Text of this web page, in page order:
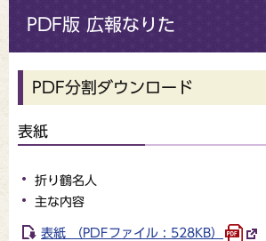
PDF版 広報なりた
PDF分割ダウンロード
表紙
折り鶴名人
主な内容
表紙 （PDFファイル : 528KB）